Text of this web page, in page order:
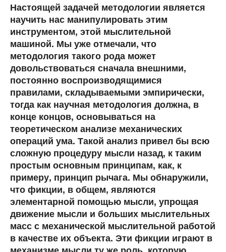
Настоящей задачей методологии является
научить нас манипулировать этим
инструментом, этой мыслительной
машиной. Мы уже отмечали, что
методология такого рода может
довольствоваться сначала внешними,
постоянно воспроизводящимися
правилами, складываемыми эмпирически,
тогда как научная методология должна, в
конце концов, основываться на
теоретическом анализе механических
операций ума. Такой анализ привел бы всю
сложную процедуру мысли назад, к таким
простым основным принципам, как, к
примеру, принцип рычага. Мы обнаружили,
что фикции, в общем, являются
элементарной помощью мысли, упрощая
движение мысли и больших мыслительных
масс с механической мыслительной работой
в качестве их объекта. Эти фикции играют в